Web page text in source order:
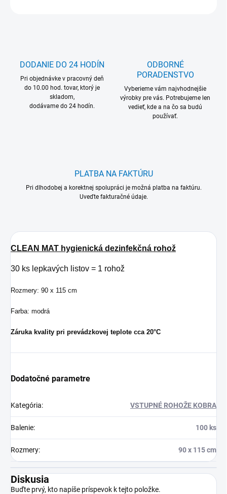
DODANIE DO 24 HODÍN
Pri objednávke v pracovný deň
do 10.00 hod. tovar, ktorý je
skladom,
dodávame do 24 hodín.
ODBORNÉ
PORADENSTVO
Vyberieme vám najvhodnejšie
výrobky pre vás. Potrebujeme len
vedieť, kde a na čo sa budú
používať.
PLATBA NA FAKTÚRU
Pri dlhodobej a korektnej spolupráci je možná platba na faktúru.
Uveďte fakturačné údaje.
CLEAN MAT hygienická dezinfekčná rohož
30 ks lepkavých listov = 1 rohož
Rozmery: 90 x 115 cm
Farba: modrá
Záruka kvality pri prevádzkovej teplote cca 20°C
Dodatočné parametre
Kategória: VSTUPNÉ ROHOŽE KOBRA
Balenie: 100 ks
Rozmery: 90 x 115 cm
Diskusia
Buďte prvý, kto napíše príspevok k tejto položke.